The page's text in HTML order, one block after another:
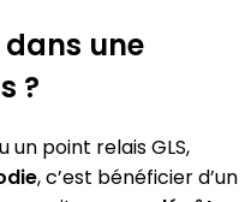
dans une
?
un point relais GLS,
, c’est bénéficier d’un